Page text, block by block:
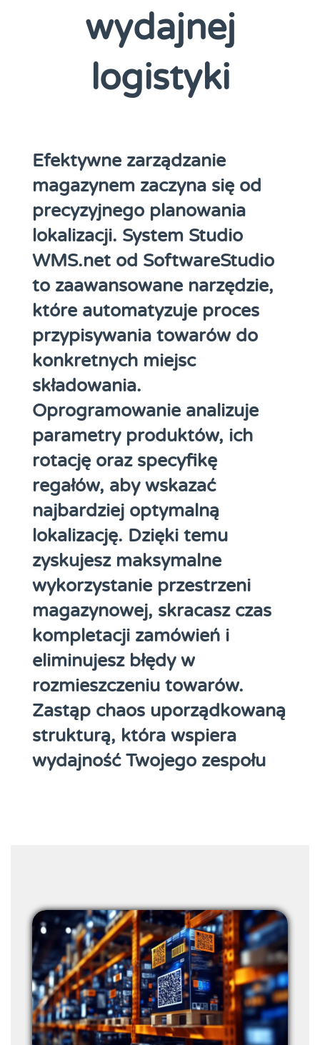
wydajnej
logistyki
Efektywne zarządzanie
magazynem zaczyna się od
precyzyjnego planowania
lokalizacji. System Studio
WMS.net od SoftwareStudio
to zaawansowane narzędzie,
które automatyzuje proces
przypisywania towarów do
konkretnych miejsc
składowania.
Oprogramowanie analizuje
parametry produktów, ich
rotację oraz specyfikę
regałów, aby wskazać
najbardziej optymalną
lokalizację. Dzięki temu
zyskujesz maksymalne
wykorzystanie przestrzeni
magazynowej, skracasz czas
kompletacji zamówień i
eliminujesz błędy w
rozmieszczeniu towarów.
Zastąp chaos uporządkowaną
strukturą, która wspiera
wydajność Twojego zespołu